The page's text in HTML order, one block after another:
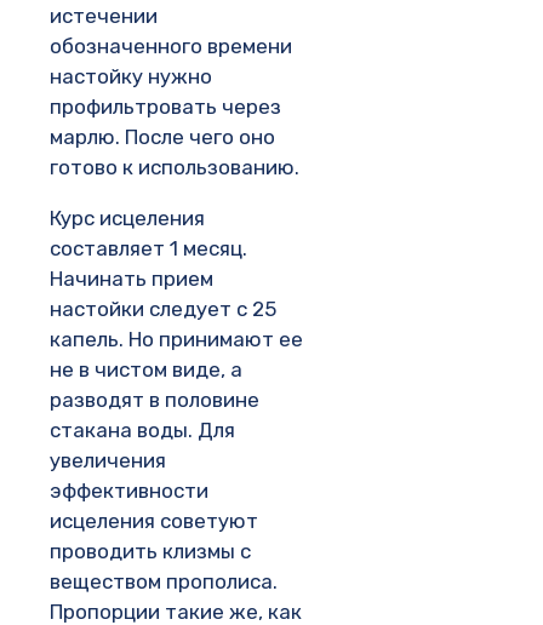
истечении
обозначенного времени
настойку нужно
профильтровать через
марлю. После чего оно
готово к использованию.
Курс исцеления
составляет 1 месяц.
Начинать прием
настойки следует с 25
капель. Но принимают ее
не в чистом виде, а
разводят в половине
стакана воды. Для
увеличения
эффективности
исцеления советуют
проводить клизмы с
веществом прополиса.
Пропорции такие же, как